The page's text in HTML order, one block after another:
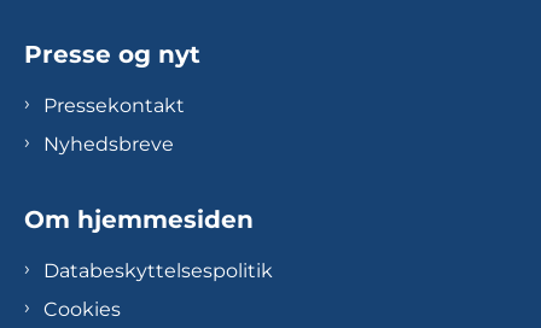
Presse og nyt
Pressekontakt
Nyhedsbreve
Om hjemmesiden
Databeskyttelsespolitik
Cookies